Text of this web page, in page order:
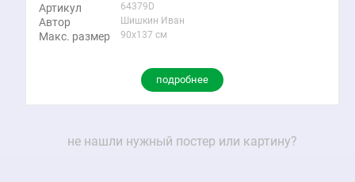
Артикул 64379D
Автор Шишкин Иван
Макс. размер 90x137 см
подробнее
не нашли нужный постер или картину?